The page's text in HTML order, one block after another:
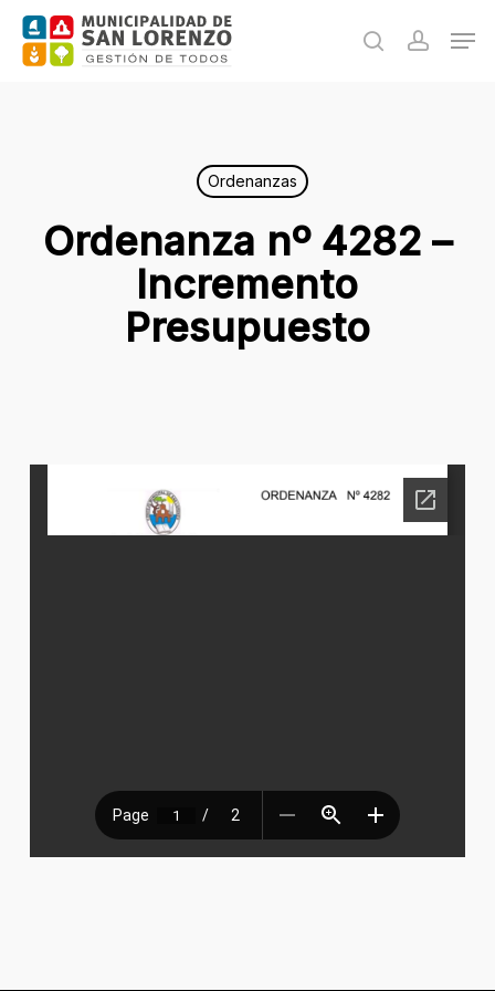
Skip
search
Ordenanzas
Ordenanza nº 4282 –
Incremento
Presupuesto